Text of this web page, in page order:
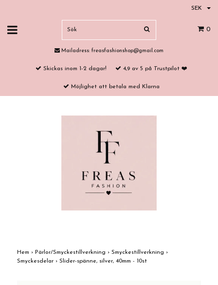
SEK
0
Mailadress: freasfashionshop@gmail.com
Skickas inom 1-2 dagar! 4,9 av 5 på Trustpilot ❤️
Möjlighet att betala med Klarna
Hem › Pärlor/Smyckestillverkning › Smyckestillverkning ›
Smyckesdelar › Slider-spänne, silver, 40mm - 10st